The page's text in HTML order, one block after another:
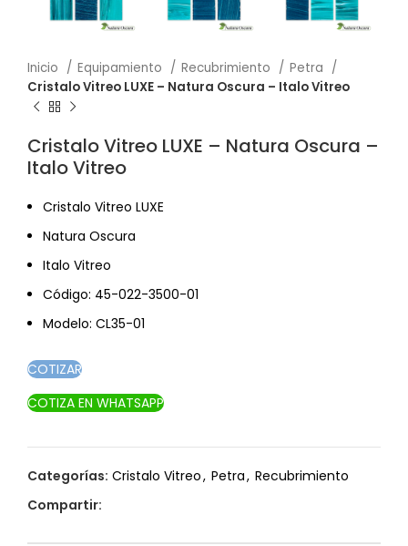
Inicio Equipamiento Recubrimiento
Petra
Cristalo Vitreo LUXE – Natura Oscura – Italo Vitreo
Cristalo Vitreo LUXE – Natura Oscura –
Italo Vitreo
Cristalo Vitreo LUXE
Natura Oscura
Italo Vitreo
Código: 45-022-3500-01
Modelo: CL35-01
COTIZAR
COTIZA EN WHATSAPP
Categorías: Cristalo Vitreo, Petra, Recubrimiento
Compartir: